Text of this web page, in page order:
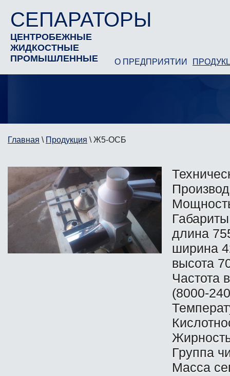
СЕПАРАТОРЫ
ЦЕНТРОБЕЖНЫЕ
ЖИДКОСТНЫЕ
ПРОМЫШЛЕННЫЕ
О ПРЕДПРИЯТИИ
Главная \ Продукция \ Ж5-ОСБ
длина
ширина
высота
Частота
(8000-
Группа
Масса